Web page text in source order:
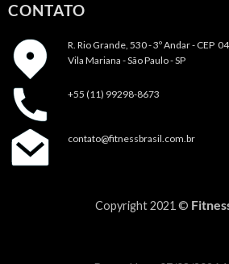
CONTATO
R. Rio Grande, 530 - 3º Andar - CEP
Vila Mariana - São Paulo - SP
+55 (11) 99298-8673
contato@fitnessbrasil.com.br
Copyright 2021 ©